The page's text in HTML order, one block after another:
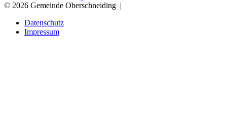
© 2026 Gemeinde Oberschneiding |
Datenschutz
Impressum